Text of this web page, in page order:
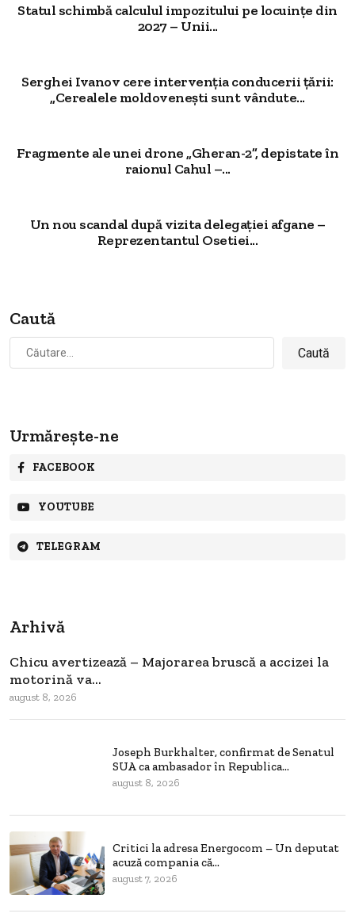
Statul schimbă calculul impozitului pe locuințe din
2027 – Unii...
Serghei Ivanov cere intervenția conducerii țării:
„Cerealele moldovenești sunt vândute...
Fragmente ale unei drone „Gheran-2”, depistate în
raionul Cahul –...
Un nou scandal după vizita delegației afgane –
Reprezentantul Osetiei...
Caută
Caută
după:
Urmărește-ne
FACEBOOK
YOUTUBE
TELEGRAM
Arhivă
Chicu avertizează – Majorarea bruscă a accizei la
motorină va...
august 8, 2026
Joseph Burkhalter, confirmat de Senatul
SUA ca ambasador în Republica...
august 8, 2026
Critici la adresa Energocom – Un deputat
acuză compania că...
august 7, 2026